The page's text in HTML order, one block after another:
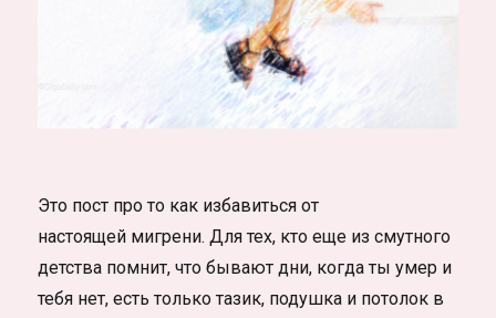
Это пост про то как избавиться от
настоящей мигрени. Для тех, кто еще из смутного
детства помнит, что бывают дни, когда ты умер и
тебя нет, есть только тазик, подушка и потолок в